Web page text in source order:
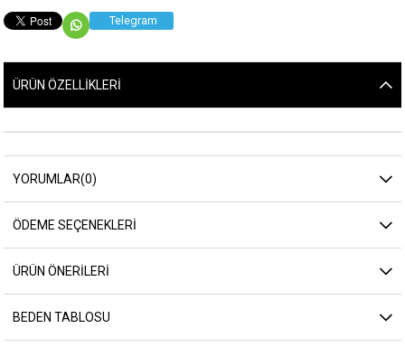
Telegram
ÜRÜN ÖZELLIKLERI
YORUMLAR(0)
ÖDEME SEÇENEKLERI
ÜRÜN ÖNERILERI
BEDEN TABLOSU